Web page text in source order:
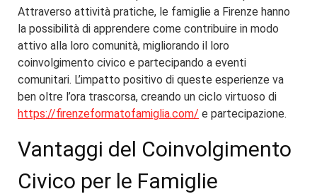
Attraverso attività pratiche, le famiglie a Firenze hanno
la possibilità di apprendere come contribuire in modo
attivo alla loro comunità, migliorando il loro
coinvolgimento civico e partecipando a eventi
comunitari. L’impatto positivo di queste esperienze va
ben oltre l’ora trascorsa, creando un ciclo virtuoso di
https://firenzeformatofamiglia.com/ e partecipazione.
Vantaggi del Coinvolgimento
Civico per le Famiglie